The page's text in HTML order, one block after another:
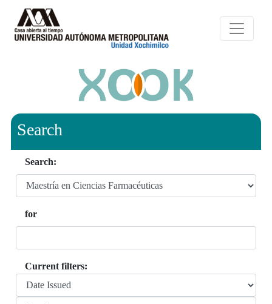
Search
Search:
for
Current filters: